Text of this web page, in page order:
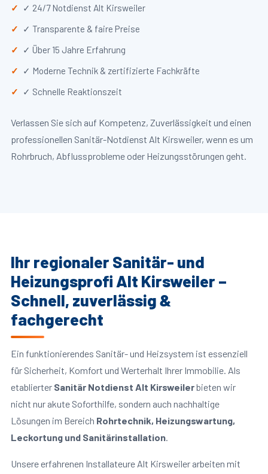
✓ 24/7 Notdienst Alt Kirsweiler
✓ Transparente & faire Preise
✓ Über 15 Jahre Erfahrung
✓ Moderne Technik & zertifizierte Fachkräfte
✓ Schnelle Reaktionszeit
Verlassen Sie sich auf Kompetenz, Zuverlässigkeit und einen
professionellen Sanitär-Notdienst Alt Kirsweiler, wenn es um
Rohrbruch, Abflussprobleme oder Heizungsstörungen geht.
Ihr regionaler Sanitär- und
Heizungsprofi Alt Kirsweiler –
Schnell, zuverlässig &
fachgerecht
Ein funktionierendes Sanitär- und Heizsystem ist essenziell
für Sicherheit, Komfort und Werterhalt Ihrer Immobilie. Als
etablierter Sanitär Notdienst Alt Kirsweilerbieten wir
nicht nur akute Soforthilfe, sondern auch nachhaltige
Lösungen im Bereich Rohrtechnik, Heizungswartung,
Leckortung und Sanitärinstallation.
Unsere erfahrenen Installateure Alt Kirsweiler arbeiten mit